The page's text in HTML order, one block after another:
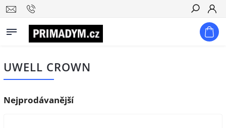
Hledat
UWELL CROWN
Nejprodávanější